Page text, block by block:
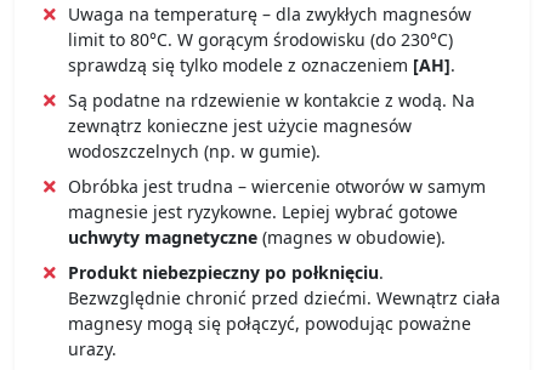
Uwaga na temperaturę – dla zwykłych magnesów
limit to 80°C. W gorącym środowisku (do 230°C)
sprawdzą się tylko modele z oznaczeniem [AH].
Są podatne na rdzewienie w kontakcie z wodą. Na
zewnątrz konieczne jest użycie magnesów
wodoszczelnych (np. w gumie).
Obróbka jest trudna – wiercenie otworów w samym
magnesie jest ryzykowne. Lepiej wybrać gotowe
uchwyty magnetyczne (magnes w obudowie).
Produkt niebezpieczny po połknięciu.
Bezwzględnie chronić przed dziećmi. Wewnątrz ciała
magnesy mogą się połączyć, powodując poważne
urazy.